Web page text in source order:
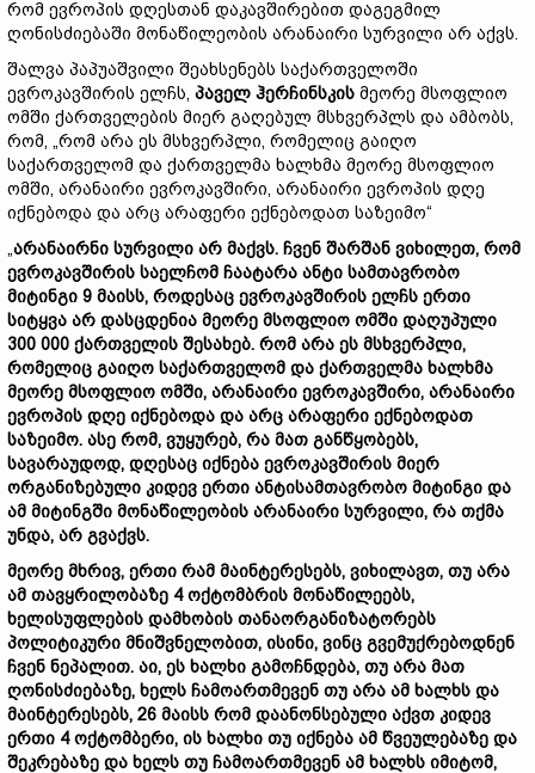
რომ ევროპის დღესთან დაკავშირებით დაგეგმილ
ღონისძიებაში მონაწილეობის არანაირი სურვილი არ აქვს.
შალვა პაპუაშვილი შეახსენებს საქართველოში
ევროკავშირის ელჩს, პაველ ჰერჩინსკის მეორე მსოფლიო
ომში ქართველების მიერ გაღებულ მსხვერპლს და ამბობს,
რომ, „რომ არა ეს მსხვერპლი, რომელიც გაიღო
საქართველომ და ქართველმა ხალხმა მეორე მსოფლიო
ომში, არანაირი ევროკავშირი, არანაირი ევროპის დღე
იქნებოდა და არც არაფერი ექნებოდათ საზეიმო“
„არანაირნი სურვილი არ მაქვს. ჩვენ შარშან ვიხილეთ, რომ
ევროკავშირის საელჩომ ჩაატარა ანტი სამთავრობო
მიტინგი 9 მაისს, როდესაც ევროკავშირის ელჩს ერთი
სიტყვა არ დასცდენია მეორე მსოფლიო ომში დაღუპული
300 000 ქართველის შესახებ. რომ არა ეს მსხვერპლი,
რომელიც გაიღო საქართველომ და ქართველმა ხალხმა
მეორე მსოფლიო ომში, არანაირი ევროკავშირი, არანაირი
ევროპის დღე იქნებოდა და არც არაფერი ექნებოდათ
საზეიმო. ასე რომ, ვუყურებ, რა მათ განწყობებს,
სავარაუდოდ, დღესაც იქნება ევროკავშირის მიერ
ორგანიზებული კიდევ ერთი ანტისამთავრობო მიტინგი და
ამ მიტინგში მონაწილეობის არანაირი სურვილი, რა თქმა
უნდა, არ გვაქვს.
მეორე მხრივ, ერთი რამ მაინტერესებს, ვიხილავთ, თუ არა
ამ თავყრილობაზე 4 ოქტომბრის მონაწილეებს,
ხელისუფლების დამხობის თანაორგანიზატორებს
პოლიტიკური მნიშვნელობით, ისინი, ვინც გვემუქრებოდნენ
ჩვენ ნეპალით. აი, ეს ხალხი გამოჩნდება, თუ არა მათ
ღონისძიებაზე, ხელს ჩამოართმევენ თუ არა ამ ხალხს და
მაინტერესებს, 26 მაისს რომ დაანონსებული აქვთ კიდევ
ერთი 4 ოქტომბერი, ის ხალხი თუ იქნება ამ წვეულებაზე და
შეკრებაზე და ხელს თუ ჩამოართმევენ ამ ხალხს იმიტომ,